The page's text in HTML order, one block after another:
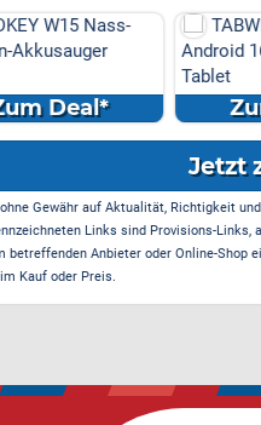
W15 Nass-
Akkusauger
Deal*
Android
Tablet
Jetzt
Gewähr auf Aktualität, Richtigkeit
Links sind Provisions-
betreffenden Anbieter oder Online-Shop
Kauf oder Preis.